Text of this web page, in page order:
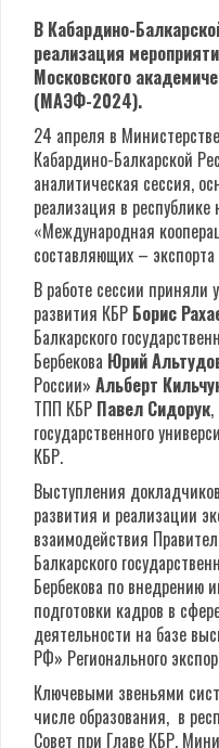
В Кабардино-
реализация
Московского
(МАЭФ-2024).
24 апреля в
Кабардино-Балкарской
аналитическая сессия,
реализация в республике
«Международная
составляющих – экспорта
В работе сессии приняли
развития КБР Борис
Балкарского
Бербекова Юрий
России» Альберт
ТПП КБР Павел Сидорук,
государственного
КБР.
Выступления
развития и реализации
взаимодействия
Балкарского
Бербекова по внедрению
подготовки кадров в
деятельности на базе
РФ» Регионального
Ключевыми звеньями
числе образования, в
Совет при Главе КБР,